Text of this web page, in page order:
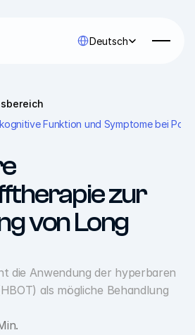
Deutsch
Funktion und Symptome bei
zur
von Long
die Anwendung der hyperbaren
als mögliche Behandlung